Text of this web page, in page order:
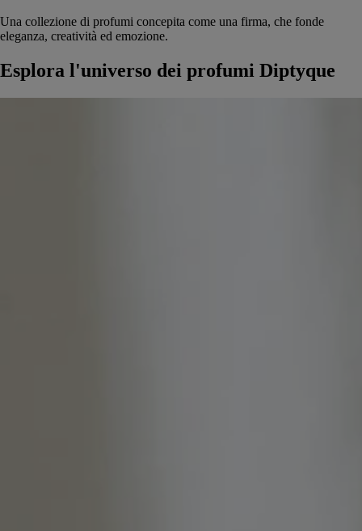
Una collezione di profumi concepita come una firma, che fonde
eleganza, creatività ed emozione.
Esplora l'universo dei profumi Diptyque